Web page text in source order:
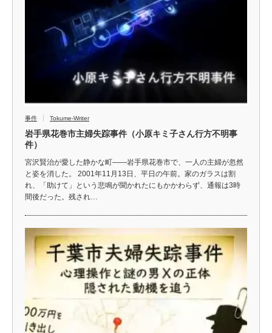
事件 Tokume-Writer
岩手県花巻市主婦失踪事件（小原キミ子さん行方不明事
件）
宮沢賢治が愛した静かな町――岩手県花巻市で、一人の主婦が忽然
と姿を消した。 2001年11月13日、平日の午前。家のガラスは割
れ、「助けて」という悲鳴が聞かれたにもかかわらず、通報は3時
間後だった。残され…